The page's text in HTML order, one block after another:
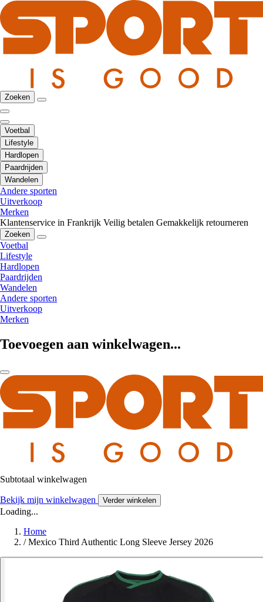
Zoeken
Voetbal
Lifestyle
Hardlopen
Paardrijden
Wandelen
Andere sporten
Uitverkoop
Merken
Klantenservice in Frankrijk Veilig betalen Gemakkelijk retourneren
Zoeken
Voetbal
Lifestyle
Hardlopen
Paardrijden
Wandelen
Andere sporten
Uitverkoop
Merken
Toevoegen aan winkelwagen...
Subtotaal winkelwagen
Bekijk mijn winkelwagen Verder winkelen
Loading...
Home
/ Mexico Third Authentic Long Sleeve Jersey 2026